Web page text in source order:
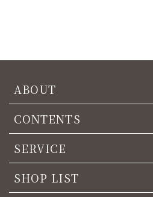
ABOUT
CONTENTS
SERVICE
SHOP LIST